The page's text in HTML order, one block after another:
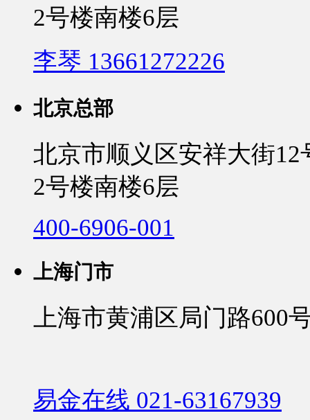
2号楼南楼6层
李琴 13661272226
北京总部
北京市顺义区安祥大街
2号楼南楼6层
400-6906-001
上海门市
上海市黄浦区局门路600
易金在线 021-63167939